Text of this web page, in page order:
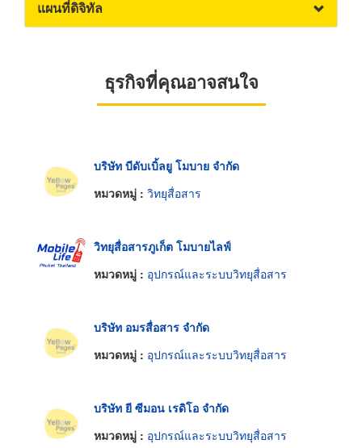
แผนที่ดิจิทัล
ธุรกิจที่คุณอาจสนใจ
บริษัท บีดับเบิ้ลยู โมบาย จำกัด
หมวดหมู่ : วิทยุสื่อสาร
วิทยุสื่อสารภูเก็ต โมบายไลฟ์
หมวดหมู่ : อุปกรณ์และระบบวิทยุสื่อสาร
บริษัท อมรสื่อสาร จำกัด
หมวดหมู่ : อุปกรณ์และระบบวิทยุสื่อสาร
บริษัท ยี ซีมอน เรดิโอ จำกัด
หมวดหมู่ : อุปกรณ์และระบบวิทยุสื่อสาร